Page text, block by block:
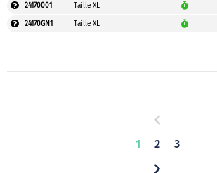
24170001 Taille XL
24170GN1 Taille XL
1 2 3